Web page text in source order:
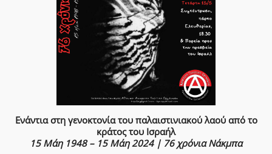
Ενάντια στη γενοκτονία του παλαιστινιακού λαού από το
κράτος του Ισραήλ
15 Μάη 1948 – 15 Μάη 2024 | 76 χρόνια Νάκμπα